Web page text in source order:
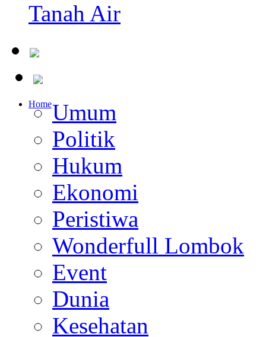
Tanah Air
HomeUmum
Politik
Hukum
Ekonomi
Peristiwa
Wonderfull Lombok
Event
Dunia
Kesehatan